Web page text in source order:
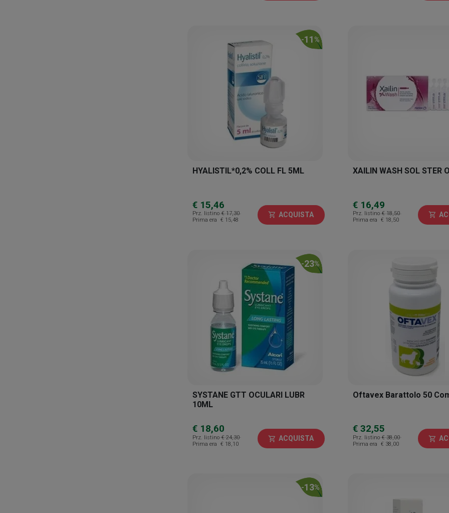
-11 %
HYALISTIL*0,2% COLL FL 5ML
€ 15,46
Prz. listino € 17,30
Prima era
€ 15,48
shopping_cart ACQUISTA
XAILIN WASH SOL STER
€ 16,49
Prz. listino € 18,50
Prima era
€ 18,50
shopping_cart
-23%
SYSTANE GTT OCULARI LUBR
10ML
€ 18,60
Prz. listino € 24,30
Prima era
€ 18,10
shopping_cart ACQUISTA
Oftavex Barattolo 50
€ 32,55
Prz. listino € 38,00
Prima era
€ 38,00
shopping_cart
-13%